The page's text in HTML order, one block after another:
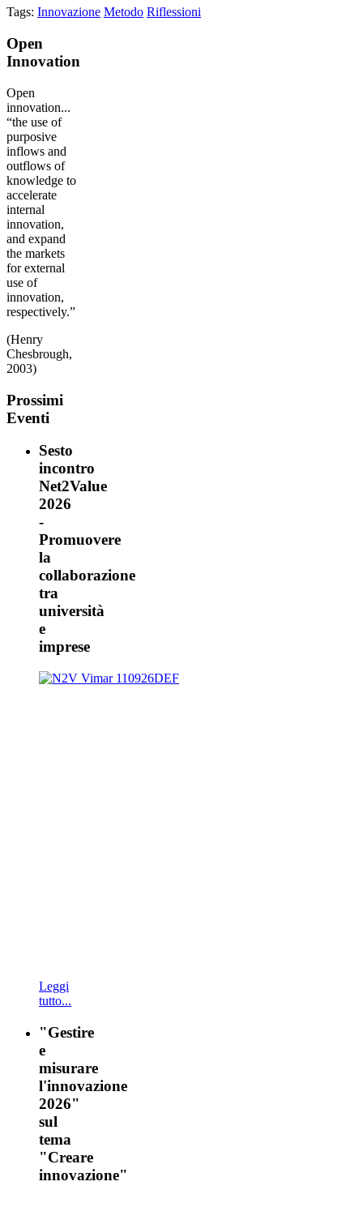
Tags: Innovazione Metodo Riflessioni
Open
Innovation
Open
innovation...
“the use of
purposive
inflows and
outflows of
knowledge to
accelerate
internal
innovation,
and expand
the markets
for external
use of
innovation,
respectively.”
(Henry
Chesbrough,
2003)
Prossimi
Eventi
Sesto
incontro
Net2Value
2026
-
Promuovere
la
collaborazione
tra
università
e
imprese
Leggi
tutto...
"Gestire
e
misurare
l'innovazione
2026"
sul
tema
"Creare
innovazione"